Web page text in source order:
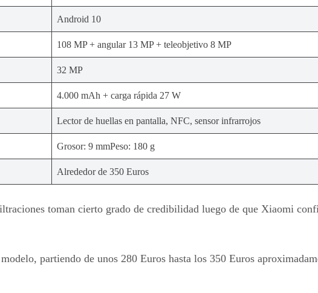
Android 10
108 MP + angular 13 MP + teleobjetivo 8 MP
32 MP
4.000 mAh + carga rápida 27 W
Lector de huellas en pantalla, NFC, sensor infrarrojos
Grosor: 9 mmPeso: 180 g
Alrededor de 350 Euros
toman cierto grado de credibilidad luego de que Xiaomi
partiendo de unos 280 Euros hasta los 350 Euros